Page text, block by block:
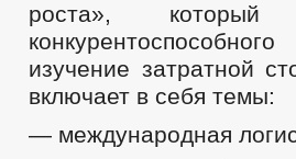
роста», который
изучение затратной
включает в себя темы:
— международная